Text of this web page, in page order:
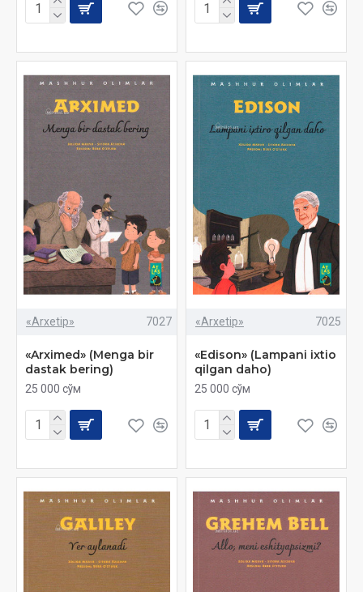
«Arxetip» 7027
«Arximed» (Menga bir
dastak bering)
25 000 сўм
«Arxetip» 7025
«Edison» (Lampani ixtio
qilgan daho)
25 000 сўм